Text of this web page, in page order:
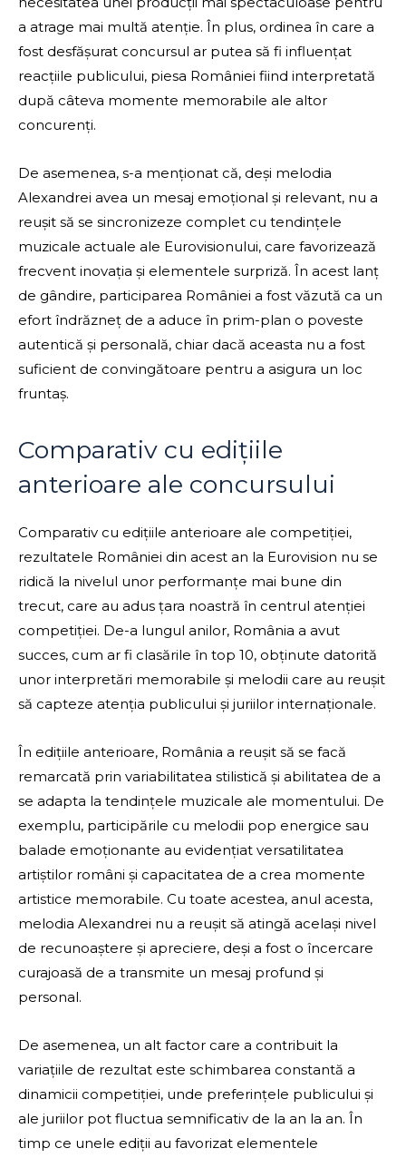
a atrage mai multă atenție. În plus, ordinea în care a
fost desfășurat concursul ar putea să fi influențat
reacțiile publicului, piesa României fiind interpretată
după câteva momente memorabile ale altor
concurenți.
De asemenea, s-a menționat că, deși melodia
Alexandrei avea un mesaj emoțional și relevant, nu a
reușit să se sincronizeze complet cu tendințele
muzicale actuale ale Eurovisionului, care favorizează
frecvent inovația și elementele surpriză. În acest lanț
de gândire, participarea României a fost văzută ca un
efort îndrăzneț de a aduce în prim-plan o poveste
autentică și personală, chiar dacă aceasta nu a fost
suficient de convingătoare pentru a asigura un loc
fruntaș.
Comparativ cu edițiile
anterioare ale concursului
Comparativ cu edițiile anterioare ale competiției,
rezultatele României din acest an la Eurovision nu se
ridică la nivelul unor performanțe mai bune din
trecut, care au adus țara noastră în centrul atenției
competiției. De-a lungul anilor, România a avut
succes, cum ar fi clasările în top 10, obținute datorită
unor interpretări memorabile și melodii care au reușit
să capteze atenția publicului și juriilor internaționale.
În edițiile anterioare, România a reușit să se facă
remarcată prin variabilitatea stilistică și abilitatea de a
se adapta la tendințele muzicale ale momentului. De
exemplu, participările cu melodii pop energice sau
balade emoționante au evidențiat versatilitatea
artiștilor români și capacitatea de a crea momente
artistice memorabile. Cu toate acestea, anul acesta,
melodia Alexandrei nu a reușit să atingă același nivel
de recunoaștere și apreciere, deși a fost o încercare
curajoasă de a transmite un mesaj profund și
personal.
De asemenea, un alt factor care a contribuit la
variațiile de rezultat este schimbarea constantă a
dinamicii competiției, unde preferințele publicului și
ale juriilor pot fluctua semnificativ de la an la an. În
timp ce unele ediții au favorizat elementele